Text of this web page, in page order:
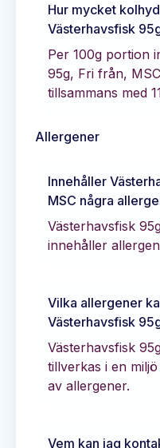
Hur mycket
Västerhavsfisk
Per 100g portion
95g, Fri från, MSC
tillsammans med
Allergener
Innehåller
MSC några
Västerhavsfisk
innehåller
Vilka allergener
Västerhavsfisk
Västerhavsfisk
tillverkas i en
av allergener.
Vem kan jag